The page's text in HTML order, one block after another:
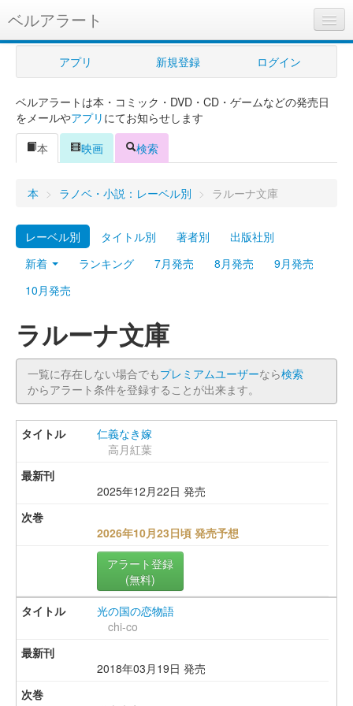
ベルアラート
ベルアラートとは
ヘルプ
新規登録
ログイン
Myシェルフ
プレミアム
アプリ 新規登録 ログイン
ベルアラートは本・コミック・DVD・CD・ゲームなどの発売日
をメールやアプリ にてお知らせします
本
映画 検索
本 > ラノベ・小説：レーベル別 > ラルーナ文庫
レーベル別 タイトル別 著者別
出版社別
新着
ランキング 7月発売 8月発売
9月発売
10月発売
ラルーナ文庫
一覧に存在しない場合でもプレミアムユーザーなら検索
からアラート条件を登録することが出来ます。
仁義なき嫁
高月紅葉
2025年12月22日 発売
2026年10月23日頃 発売予想
アラート登録
(無料)
光の国の恋物語
chi-co
2018年03月19日 発売